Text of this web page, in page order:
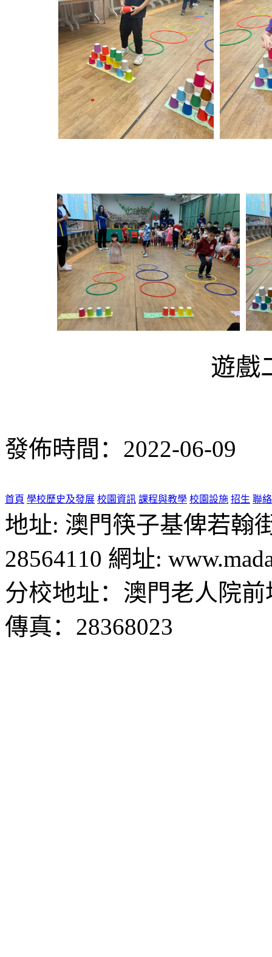
遊戲
發佈時間：2022-06-09
首頁 學校歷史及發展 校園資訊 課程與教學 校園設施 招生 聯
地址: 澳門筷子基俾若翰
28564110 網址:
分校地址：澳門老人院
傳真：28368023